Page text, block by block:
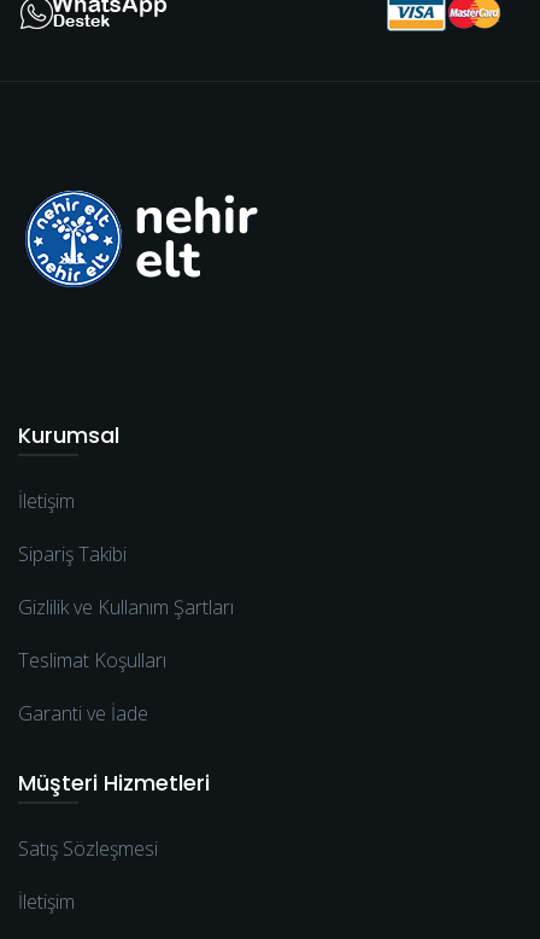
Kurumsal
İletişim
Sipariş Takibi
Gizlilik ve Kullanım Şartları
Teslimat Koşulları
Garanti ve İade
Müşteri Hizmetleri
Satış Sözleşmesi
İletişim